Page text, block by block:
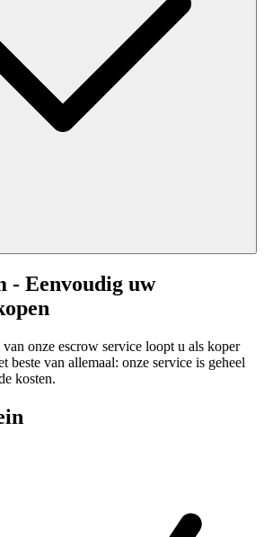
- Eenvoudig uw
onze escrow service loopt u als koper
beste van allemaal: onze service is geheel
kosten.